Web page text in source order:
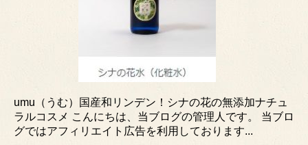
umu（うむ）国産和リンデン！シナの花の無添加ナチュ
ラルコスメ こんにちは、当ブログの管理人です。 当ブロ
グではアフィリエイト広告を利用しております...